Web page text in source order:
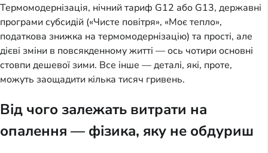
Термомодернізація, нічний тариф G12 або G13, державні
програми субсидій («Чисте повітря», «Моє тепло»,
податкова знижка на термомодернізацію) та прості, але
дієві зміни в повсякденному житті — ось чотири основні
стовпи дешевої зими. Все інше — деталі, які, проте,
можуть заощадити кілька тисяч гривень.
Від чого залежать витрати на
опалення — фізика, яку не обдуриш